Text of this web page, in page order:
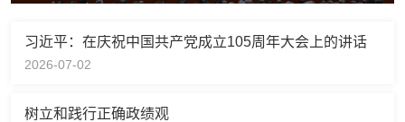
习近平：在庆祝中国共产党成立105周年大会上的讲话
2026-07-02
树立和践行正确政绩观